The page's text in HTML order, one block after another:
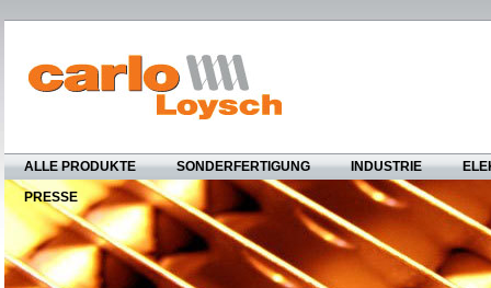
ALLE PRODUKTE SONDERFERTIGUNG INDUSTRIE
PRESSE